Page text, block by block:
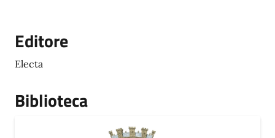
Editore
Electa
Biblioteca